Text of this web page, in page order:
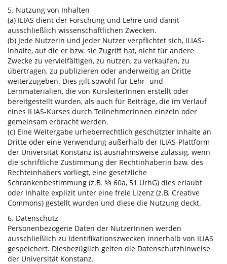
5. Nutzung von Inhalten
(a) ILIAS dient der Forschung und Lehre und damit
ausschließlich wissenschaftlichen Zwecken.
(b) Jede Nutzerin und jeder Nutzer verpflichtet sich, ILIAS-
Inhalte, auf die er bzw. sie Zugriff hat, nicht für andere
Zwecke zu vervielfältigen, zu nutzen, zu verkaufen, zu
übertragen, zu publizieren oder anderweitig an Dritte
weiterzugeben. Dies gilt sowohl für Lehr- und
Lernmaterialien, die von KursleiterInnen erstellt oder
bereitgestellt wurden, als auch für Beiträge, die im Verlauf
eines ILIAS-Kurses durch TeilnehmerInnen einzeln oder
gemeinsam erbracht werden.
(c) Eine Weitergabe urheberrechtlich geschützter Inhalte an
Dritte oder eine Verwendung außerhalb der ILIAS-Plattform
der Universität Konstanz ist ausnahmsweise zulässig, wenn
die schriftliche Zustimmung der Rechtinhaberin bzw. des
Rechteinhabers vorliegt, eine gesetzliche
Schrankenbestimmung (z.B. §§ 60a, 51 UrhG) dies erlaubt
oder Inhalte explizit unter eine freie Lizenz (z.B. Creative
Commons) gestellt wurden und diese die Nutzung deckt.
6. Datenschutz
Personenbezogene Daten der NutzerInnen werden
ausschließlich zu Identifikationszwecken innerhalb von ILIAS
gespeichert. Diesbezüglich gelten die Datenschutzhinweise
der Universität Konstanz.